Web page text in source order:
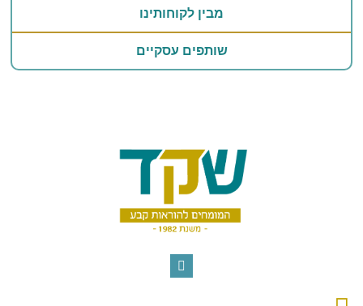
מבין לקוחותינו
שותפים עסקיים